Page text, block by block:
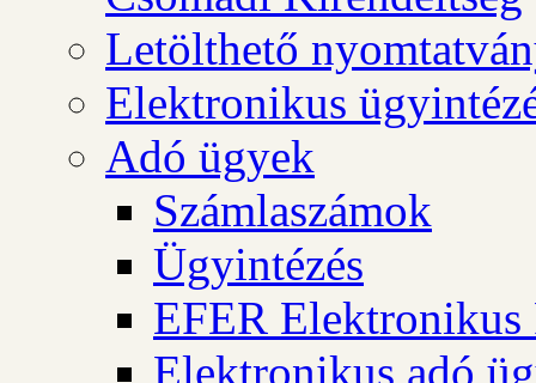
Letölthető
Elektronikus
Adó ügyek
Számlaszámok
Ügyintézés
EFER Elektronikus
Elektronikus adó